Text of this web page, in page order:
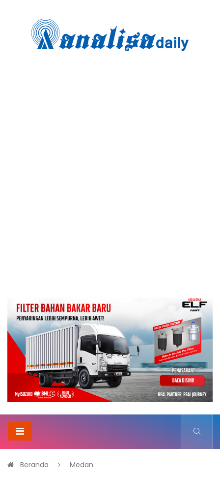
Beranda Medan